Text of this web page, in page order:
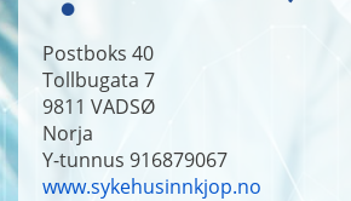
Postboks 40
Tollbugata 7
9811 VADSØ
Norja
Y-tunnus 916879067
www.sykehusinnkjop.no